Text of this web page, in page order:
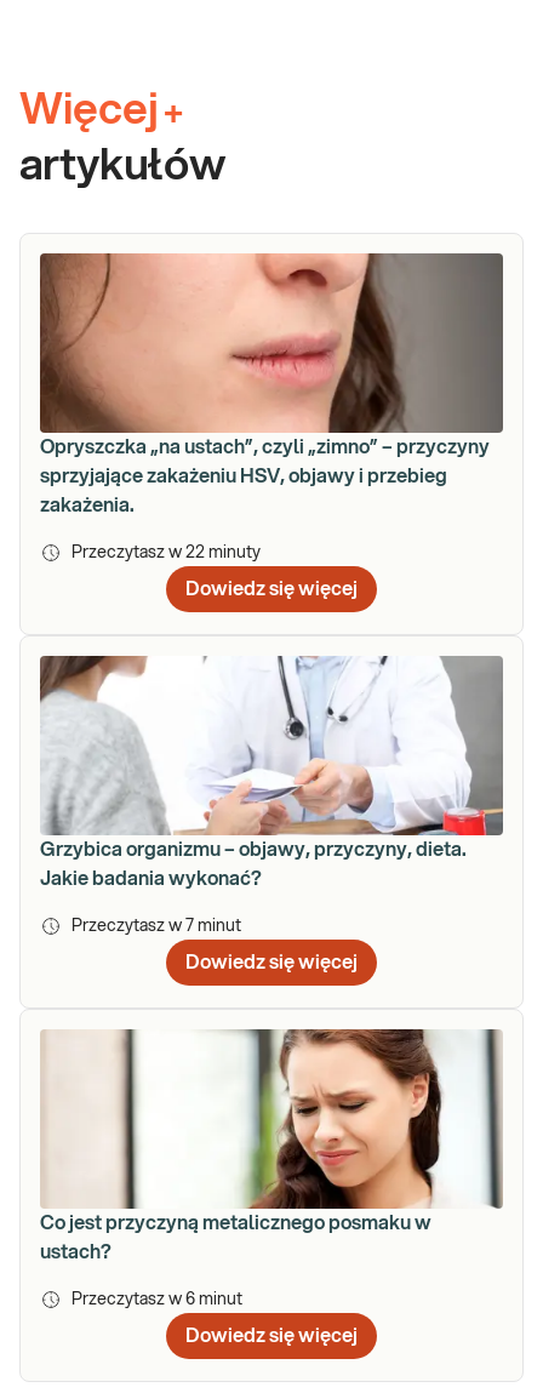
Więcej +
artykułów
Opryszczka „na ustach”, czyli „zimno” – przyczyny
sprzyjające zakażeniu HSV, objawy i przebieg
zakażenia.
Przeczytasz w 22 minuty
Dowiedz się więcej
Grzybica organizmu – objawy, przyczyny, dieta.
Jakie badania wykonać?
Przeczytasz w 7 minut
Dowiedz się więcej
Co jest przyczyną metalicznego posmaku w
ustach?
Przeczytasz w 6 minut
Dowiedz się więcej